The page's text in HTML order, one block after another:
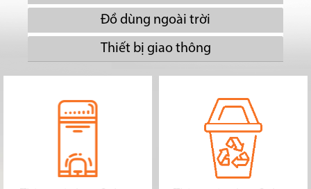
Đồ dùng ngoài trời
Thiết bị giao thông